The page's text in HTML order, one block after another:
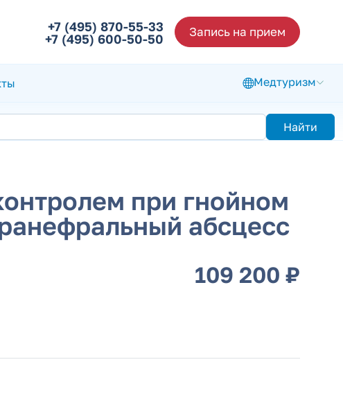
+7 (495) 870-55-33
+7 (495) 600-50-50
Запись на прием
Медтуризм
Найти
при гнойном
абсцесс
109 200 ₽